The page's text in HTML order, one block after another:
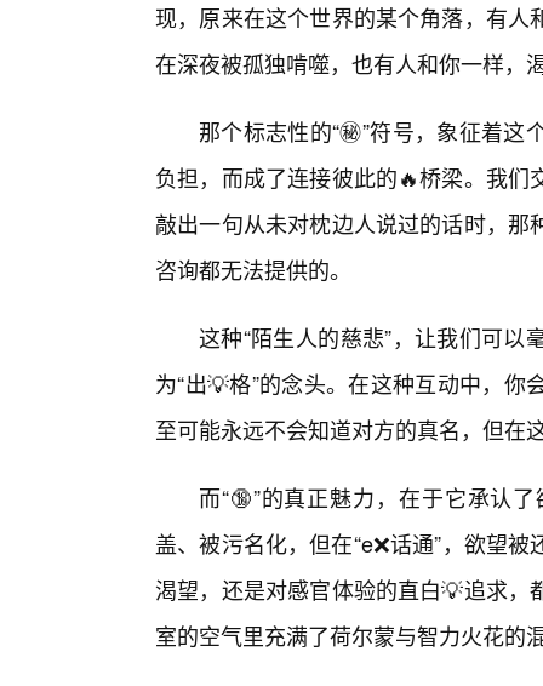
现，原来在这个世界的某个角落，有
在深夜被孤独啃噬，也有人和你一样
那个标志性的“㊙️”符号，象征着
负担，而成了连接彼此的🔥桥梁。我
敲出一句从未对枕边人说过的话时，
咨询都无法提供的。
这种“陌生人的慈悲”，让我们可
为“出💡格”的念头。在这种互动中，
至可能永远不会知道对方的真名，但在
而“🔞”的真正魅力，在于它承认
盖、被污名化，但在“e❌话通”，欲望
渴望，还是对感官体验的直白💡追求
室的空气里充满了荷尔蒙与智力火花的